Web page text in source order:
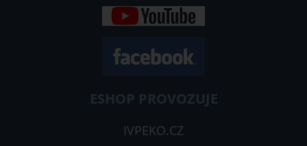
ESHOP PROVOZUJE
IVPEKO.CZ